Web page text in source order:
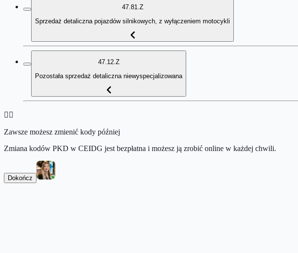
47.81.Z
Sprzedaż detaliczna pojazdów silnikowych, z wyłączeniem motocykli
47.12.Z
Pozostała sprzedaż detaliczna niewyspecjalizowana
👉🏻
Zawsze możesz zmienić kody później
Zmiana kodów PKD w CEIDG jest bezpłatna i możesz ją zrobić online w każdej chwili.
Dokończ